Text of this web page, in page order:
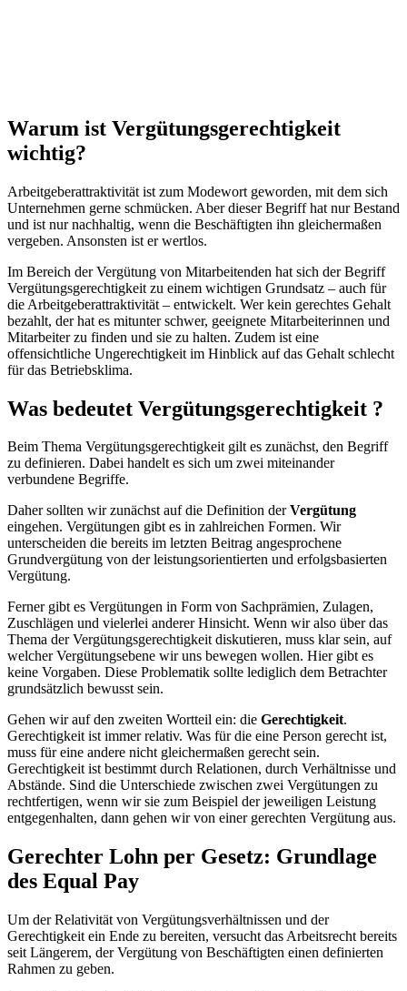
Warum ist Vergütungsgerechtigkeit
wichtig?
Arbeitgeberattraktivität ist zum Modewort geworden, mit dem sich
Unternehmen gerne schmücken. Aber dieser Begriff hat nur Bestand
und ist nur nachhaltig, wenn die Beschäftigten ihn gleichermaßen
vergeben. Ansonsten ist er wertlos.
Im Bereich der Vergütung von Mitarbeitenden hat sich der Begriff
Vergütungsgerechtigkeit zu einem wichtigen Grundsatz – auch für
die Arbeitgeberattraktivität – entwickelt. Wer kein gerechtes Gehalt
bezahlt, der hat es mitunter schwer, geeignete Mitarbeiterinnen und
Mitarbeiter zu finden und sie zu halten. Zudem ist eine
offensichtliche Ungerechtigkeit im Hinblick auf das Gehalt schlecht
für das Betriebsklima.
Was bedeutet Vergütungsgerechtigkeit ?
Beim Thema Vergütungsgerechtigkeit gilt es zunächst, den Begriff
zu definieren. Dabei handelt es sich um zwei miteinander
verbundene Begriffe.
Daher sollten wir zunächst auf die Definition derVergütung
eingehen. Vergütungen gibt es in zahlreichen Formen. Wir
unterscheiden die bereits im letzten Beitrag angesprochene
Grundvergütung von der leistungsorientierten und erfolgsbasierten
Vergütung.
Ferner gibt es Vergütungen in Form von Sachprämien, Zulagen,
Zuschlägen und vielerlei anderer Hinsicht. Wenn wir also über das
Thema der Vergütungsgerechtigkeit diskutieren, muss klar sein, auf
welcher Vergütungsebene wir uns bewegen wollen. Hier gibt es
keine Vorgaben. Diese Problematik sollte lediglich dem Betrachter
grundsätzlich bewusst sein.
Gehen wir auf den zweiten Wortteil ein: die Gerechtigkeit.
Gerechtigkeit ist immer relativ. Was für die eine Person gerecht ist,
muss für eine andere nicht gleichermaßen gerecht sein.
Gerechtigkeit ist bestimmt durch Relationen, durch Verhältnisse und
Abstände. Sind die Unterschiede zwischen zwei Vergütungen zu
rechtfertigen, wenn wir sie zum Beispiel der jeweiligen Leistung
entgegenhalten, dann gehen wir von einer gerechten Vergütung aus.
Gerechter Lohn per Gesetz: Grundlage
des Equal Pay
Um der Relativität von Vergütungsverhältnissen und der
Gerechtigkeit ein Ende zu bereiten, versucht das Arbeitsrecht bereits
seit Längerem, der Vergütung von Beschäftigten einen definierten
Rahmen zu geben.